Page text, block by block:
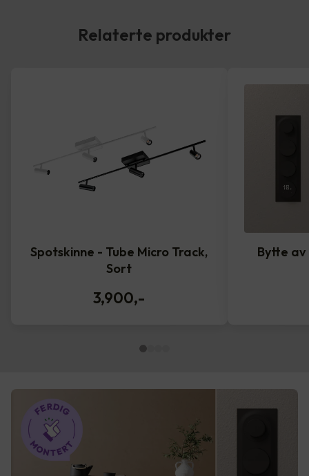
Relaterte produkter
Spotskinne - Tube Micro Track,
Sort
3,900,-
Bytte